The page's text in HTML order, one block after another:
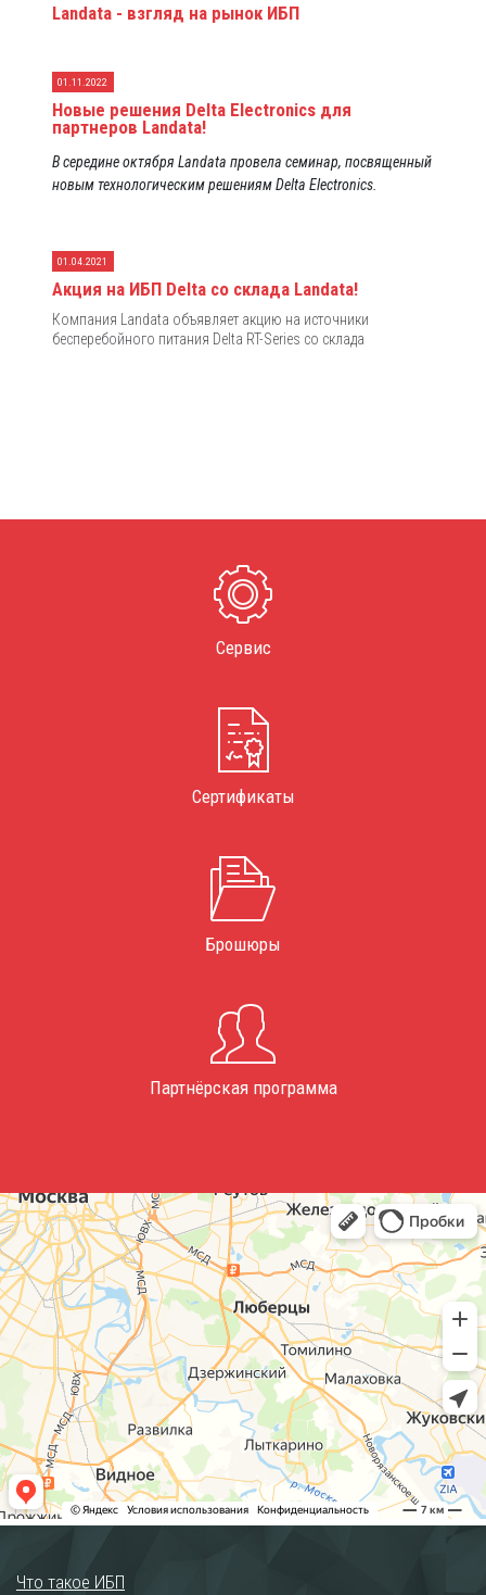
Landata - взгляд на рынок ИБП
01.11.2022
Новые решения Delta Electronics для
партнеров Landata!
В середине октября Landata провела семинар, посвященный
новым технологическим решениям Delta Electronics.
01.04.2021
Акция на ИБП Delta со склада Landata!
Компания Landata объявляет акцию на источники
бесперебойного питания Delta RT-Series со склада
Сервис
Сертификаты
Брошюры
Партнёрская программа
Что такое ИБП